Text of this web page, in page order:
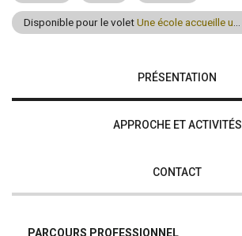
Disponible pour le voletUne école accueille un artiste
PRÉSENTATION
APPROCHE ET ACTIVITÉS
CONTACT
PARCOURS PROFESSIONNEL